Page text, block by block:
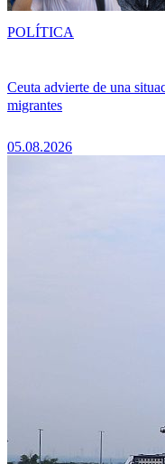
Ceuta advierte de una
migrantes
05.08.2026
POLÍTICA